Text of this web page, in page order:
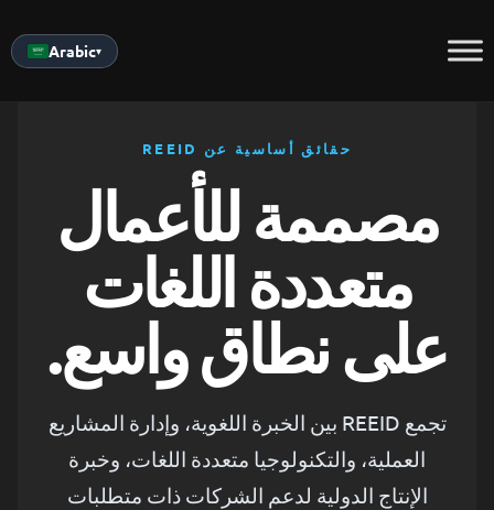
to
Arabic▾
حقائق أساسية عن REEID
مصممة للأعمال
متعددة اللغات
على نطاق واسع.
تجمع REEID بين الخبرة اللغوية، وإدارة المشاريع
العملية، والتكنولوجيا متعددة اللغات، وخبرة
الإنتاج الدولية لدعم الشركات ذات متطلبات